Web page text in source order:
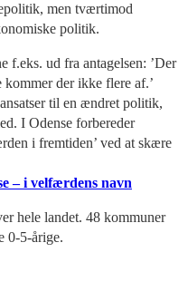
men tværtimod
politik.
f.eks. ud fra antagelsen: ’Der
der ikke flere af.’
til en ændret politik,
I Odense forbereder
i fremtiden’ ved at skære
– i velfærdens navn
hele landet. 48 kommuner
0-5-årige.